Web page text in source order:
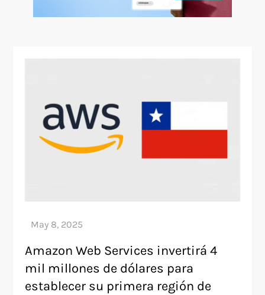
Amazon Web Services invertirá 4
mil millones de dólares para
establecer su primera región de